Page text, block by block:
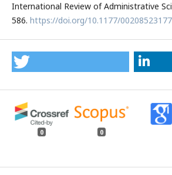
International Review of Administrative
586. https://doi.org/10.1177/
0 0